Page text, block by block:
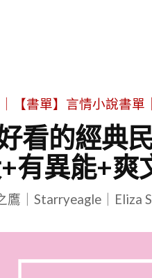
【書單】言情小說書單
看的經典
有異能+爽
鷹｜Starryeagle｜Eliza